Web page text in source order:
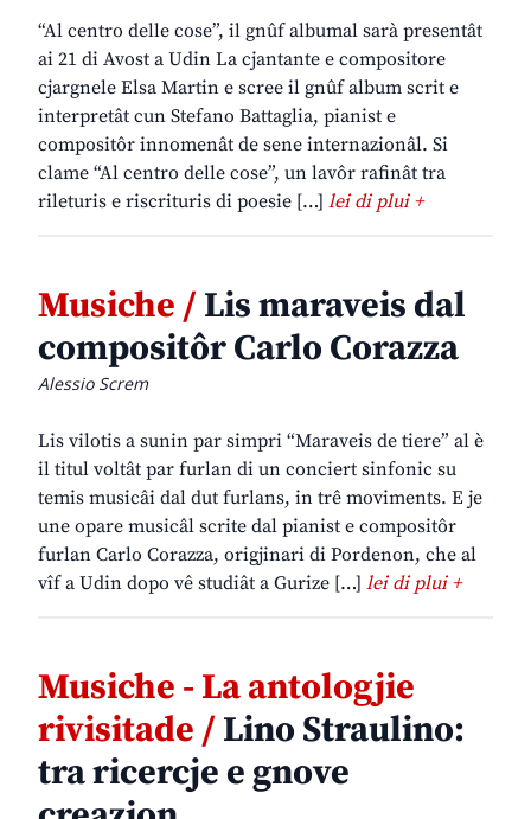
“Al centro delle cose”, il gnûf albumal sarà presentât
ai 21 di Avost a Udin La cjantante e compositore
cjargnele Elsa Martin e scree il gnûf album scrit e
interpretât cun Stefano Battaglia, pianist e
compositôr innomenât de sene internazionâl. Si
clame “Al centro delle cose”, un lavôr rafinât tra
rileturis e riscrituris di poesie […] lei di plui +
Musiche /Lis maraveis dal
compositôr Carlo Corazza
Alessio Screm
Lis vilotis a sunin par simpri “Maraveis de tiere” al è
il titul voltât par furlan di un conciert sinfonic su
temis musicâi dal dut furlans, in trê moviments. E je
une opare musicâl scrite dal pianist e compositôr
furlan Carlo Corazza, origjinari di Pordenon, che al
vîf a Udin dopo vê studiât a Gurize […] lei di plui +
Musiche - La antologjie
rivisitade /Lino Straulino:
tra ricercje e gnove